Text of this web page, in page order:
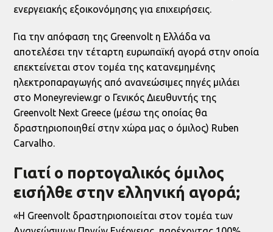
ενεργειακής εξοικονόμησης για επιχειρήσεις.
Για την απόφαση της Greenvolt η Ελλάδα να
αποτελέσει την τέταρτη ευρωπαϊκή αγορά στην οποία
επεκτείνεται στον τομέα της κατανεμημένης
ηλεκτροπαραγωγής από ανανεώσιμες πηγές μιλάει
στο Moneyreview.gr ο Γενικός Διευθυντής της
Greenvolt Next Greece (μέσω της οποίας θα
δραστηριοποιηθεί στην χώρα μας ο όμιλος) Ruben
Carvalho.
Γιατί ο πορτογαλικός όμιλος
εισήλθε στην ελληνική αγορά;
«Η Greenvolt δραστηριοποιείται στον τομέα των